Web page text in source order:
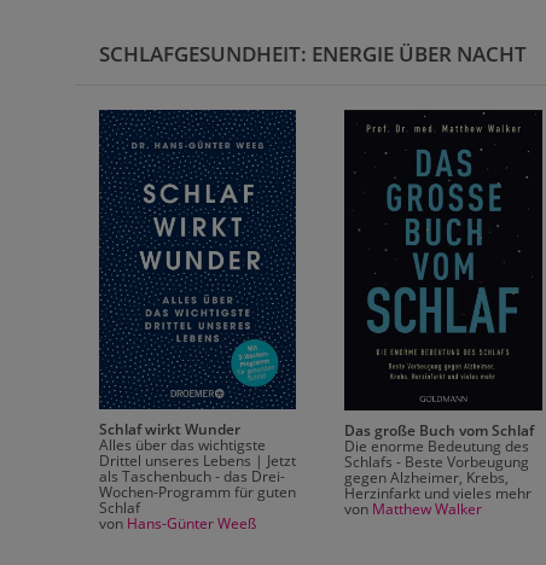
SCHLAFGESUNDHEIT: ENERGIE ÜBER NACHT
Schlaf wirkt Wunder
Alles über das wichtigste
Drittel unseres Lebens | Jetzt
als Taschenbuch - das Drei-
Wochen-Programm für guten
Schlaf
von Hans-Günter Weeß
Das große Buch vom Schlaf
Die enorme Bedeutung des
Schlafs - Beste Vorbeugung
gegen Alzheimer, Krebs,
Herzinfarkt und vieles mehr
von Matthew Walker